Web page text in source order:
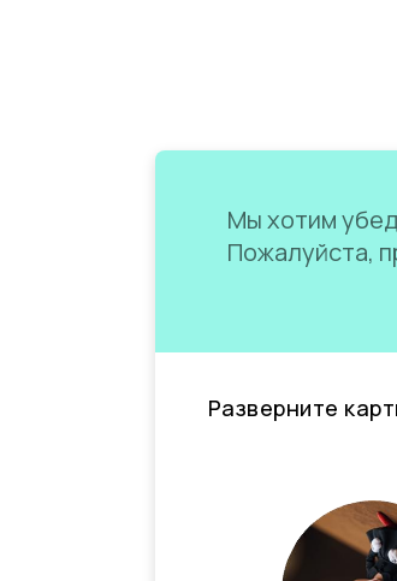
Мы хотим
Пожалуйста,
Разверните